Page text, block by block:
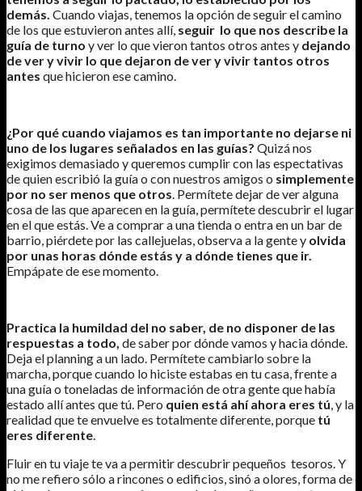
demás. Cuando viajas, tenemos la opción de seguir el camino
de los que estuvieron antes allí, seguir lo que nos describe la
guía de turno y ver lo que vieron tantos otros antes y dejando
de ver y vivir lo que dejaron de ver y vivir tantos otros
antes que hicieron ese camino.
¿Por qué cuando viajamos es tan importante no dejarse ni
uno de los lugares señalados en las guías? Quizá nos
exigimos demasiado y queremos cumplir con las espectativas
de quien escribió la guía o con nuestros amigos o simplemente
por no ser menos que otros. Permítete dejar de ver alguna
cosa de las que aparecen en la guía, permítete descubrir el lugar
en el que estás. Ve a comprar a una tienda o entra en un bar de
barrio, piérdete por las callejuelas, observa a la gente y olvida
por unas horas dónde estás y a dónde tienes que ir.
Empápate de ese momento.
Practica la humildad del no saber, de no disponer de las
respuestas a todo, de saber por dónde vamos y hacia dónde.
Deja el planning a un lado. Permítete cambiarlo sobre la
marcha, porque cuando lo hiciste estabas en tu casa, frente a
una guía o toneladas de información de otra gente que había
estado allí antes que tú. Pero quien está ahí ahora eres tú, y la
realidad que te envuelve es totalmente diferente, porque tú
eres diferente.
Fluir en tu viaje te va a permitir descubrir pequeños tesoros. Y
no me refiero sólo a rincones o edificios, sinó a olores, forma de